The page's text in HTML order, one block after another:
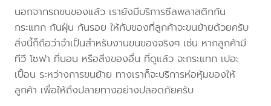
นอกจากรถขนของแล้ว เรายังมีบริการซีลพลาสติกกัน
กระแทก กันฝุ่น กันรอย ให้กับของที่ลูกค้าจะขนย้ายด้วยครับ
สิ่งนี้ก็ถือว่าจำเป็นสำหรับงานขนของจริงๆ เช่น หากลูกค้ามี
ทีวี โซฟา ที่นอน หรือสิ่งของอื่น ที่ดูแล้ว จะกระแทก เปอะ
เปื้อน ระหว่างการขนย้าย ทางเราก็จะบริการห่อหุ้มของให้
ลูกค้า เพื่อให้ถึงปลายทางอย่างปลอดภัยครับ